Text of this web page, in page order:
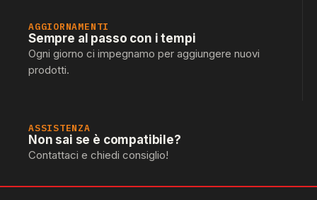
AGGIORNAMENTI
Sempre al passo con i tempi
Ogni giorno ci impegnamo per aggiungere nuovi
prodotti.
ASSISTENZA
Non sai se è compatibile?
Contattaci e chiedi consiglio!